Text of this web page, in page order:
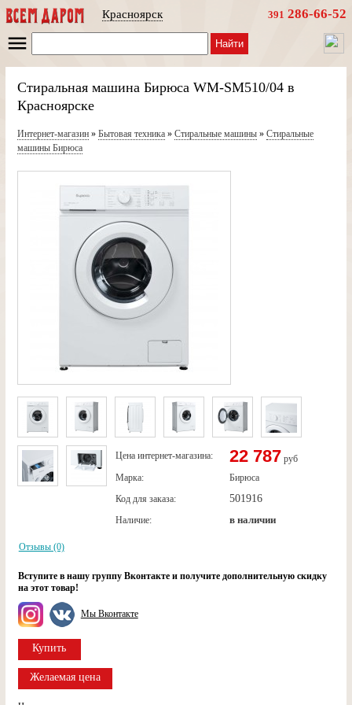
Красноярск 391 286-66-52
Найти
Стиральная машина Бирюса WM-SM510/04 в
Красноярске
Интернет-магазин» Бытовая техника» Стиральные машины» Стиральные
машины Бирюса
Цена интернет-магазина: 22 787 руб
Марка:
Бирюса
Код для заказа:
501916
Наличие: в наличии
Отзывы (0)
Вступите в нашу группу Вконтакте и получите дополнительную скидку
на этот товар!
Мы Вконтакте
Купить
Желаемая цена